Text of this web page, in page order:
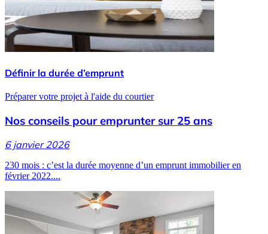
Définir la durée d’emprunt
Préparer votre projet à l'aide du courtier
Nos conseils pour emprunter sur 25 ans
6 janvier 2026
230 mois : c’est la durée moyenne d’un emprunt immobilier en
février 2022....